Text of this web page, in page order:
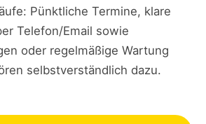
Pünktliche Termine, klare
Telefon/Email sowie
oder regelmäßige Wartung
selbstverständlich dazu.